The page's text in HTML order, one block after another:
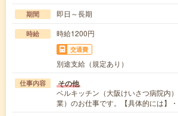
期間 即日～長期
時給 時給1200円
交通費
別途支給（規定あり）
仕事内容 その他
ベルキッチン（大阪けいさつ病院内
業）のお仕事です。【具体的には】